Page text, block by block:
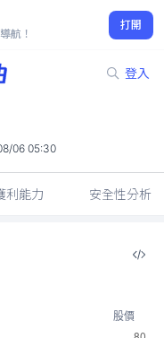
航！
打開
登入
06 05:30
利能力 安全性分析